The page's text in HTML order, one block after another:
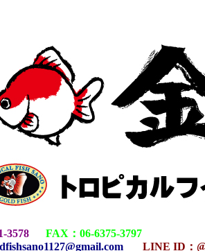
3578 FAX ： 06-6375-3797
LINE ID：